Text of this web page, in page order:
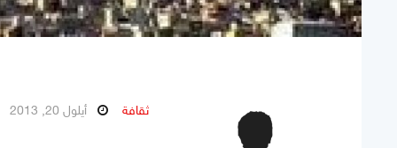
ثقافة أيلول 20, 2013